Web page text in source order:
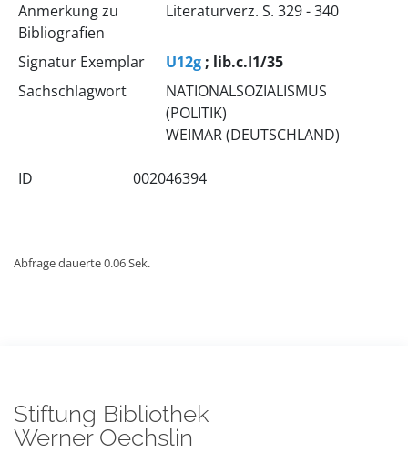
Anmerkung zu
Bibliografien
Literaturverz. S. 329 - 340
Signatur Exemplar U12g; lib.c.I1/35
Sachschlagwort
NATIONALSOZIALISMUS
(POLITIK)
WEIMAR (DEUTSCHLAND)
ID 002046394
Abfrage dauerte 0.06 Sek.
Stiftung Bibliothek
Werner Oechslin